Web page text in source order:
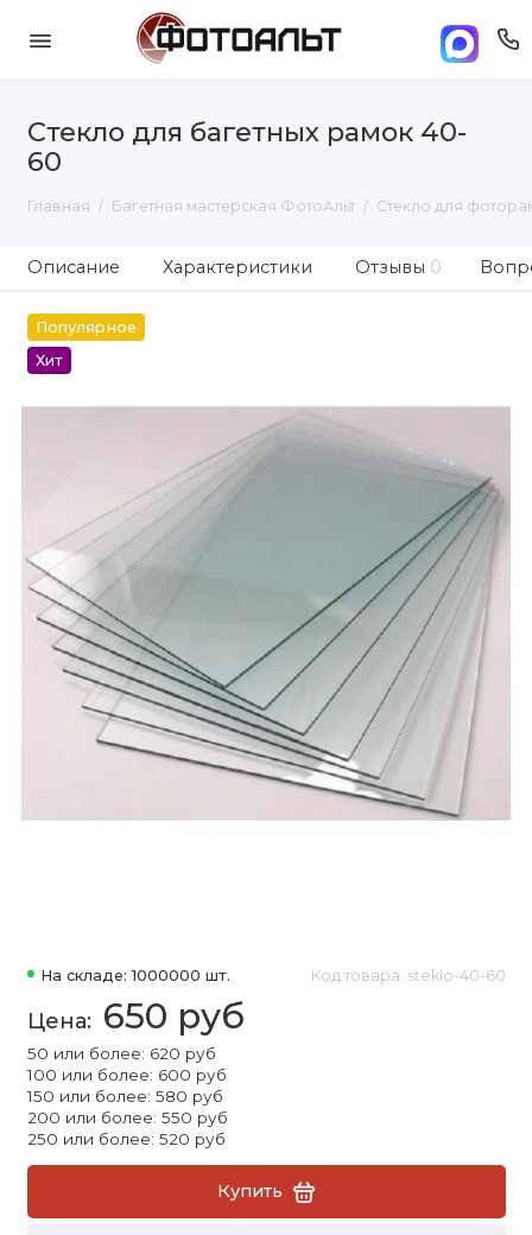
Стекло для багетных рамок 40-
60
Главная Багетная мастерская ФотоАльт Стекло для
Описание Характеристики Отзывы 0
Популярное
Хит
На складе: 1000000 шт. Код товара: steklo-40-60
650 руб
50 или более: 620 руб
100 или более: 600 руб
150 или более: 580 руб
200 или более: 550 руб
250 или более: 520 руб
Купить